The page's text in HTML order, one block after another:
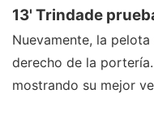
13' Trindade
Nuevamente, la
derecho de la
mostrando su mejor